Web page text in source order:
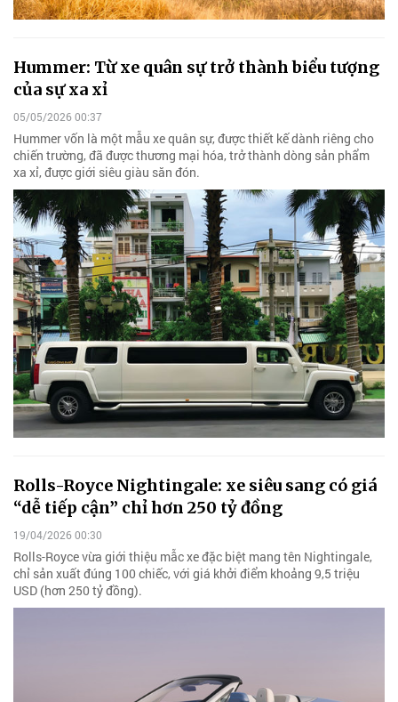
Hummer: Từ xe quân sự trở thành biểu tượng
của sự xa xỉ
05/05/2026 00:37
Hummer vốn là một mẫu xe quân sự, được thiết kế dành riêng cho
chiến trường, đã được thương mại hóa, trở thành dòng sản phẩm
xa xỉ, được giới siêu giàu săn đón.
Rolls-Royce Nightingale: xe siêu sang có giá
“dễ tiếp cận” chỉ hơn 250 tỷ đồng
19/04/2026 00:30
Rolls-Royce vừa giới thiệu mẫc xe đặc biệt mang tên Nightingale,
chỉ sản xuất đúng 100 chiếc, với giá khởi điểm khoảng 9,5 triệu
USD (hơn 250 tỷ đồng).